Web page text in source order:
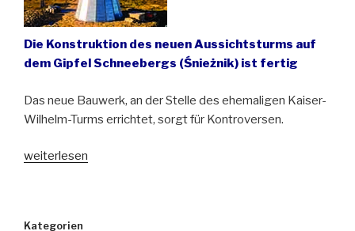
Die Konstruktion des neuen Aussichtsturms auf
dem Gipfel Schneebergs (Śnieżnik) ist fertig
Das neue Bauwerk, an der Stelle des ehemaligen Kaiser-
Wilhelm-Turms errichtet, sorgt für Kontroversen.
„Stahl,
weiterlesen
Kategorien